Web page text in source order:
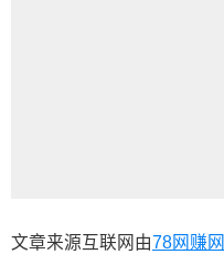
文章来源互联网由78网赚网